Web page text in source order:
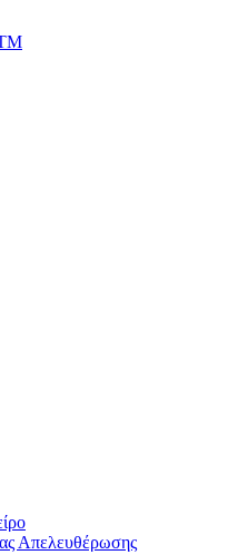
Απελευθέρωσης